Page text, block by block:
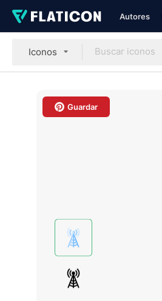
Autores
Iconos
Guardar